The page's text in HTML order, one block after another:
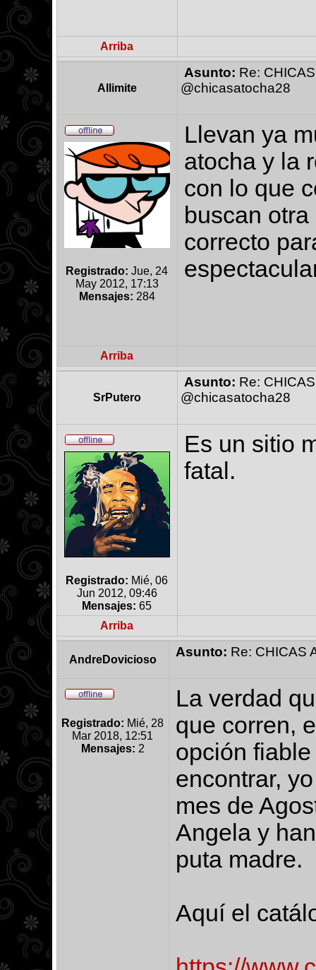
Arriba
Allimite
Asunto: Re:
@chicasatocha28
Registrado: Jue, 24
May 2012, 17:13
Mensajes: 284
Llevan ya
atocha y la
con lo que
buscan
correcto
Arriba
SrPutero
Asunto: Re:
@chicasatocha28
Registrado: Mié, 06
Jun 2012, 09:46
Mensajes: 65
Es un sitio
fatal.
Arriba
AndreDovicioso
Asunto: Re: CHICAS
Registrado: Mié, 28
Mar 2018, 12:51
Mensajes: 2
La verdad
que corren,
opción
encontrar,
mes de
Angela y
puta madre.
Aquí el